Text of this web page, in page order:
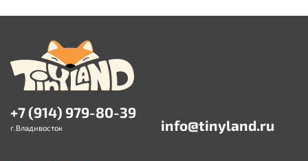
+7 (914) 979-80-39
г.Владивосток info@tinyland.ru